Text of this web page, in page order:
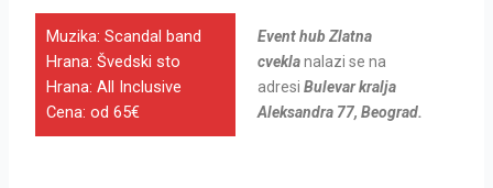
Event hub Zlatna
cveklanalazi se na
adresi Bulevar kralja
Aleksandra 77, Beograd.
Muzika: Scandal band
Hrana: Švedski sto
Hrana: All Inclusive
Cena: od 65€